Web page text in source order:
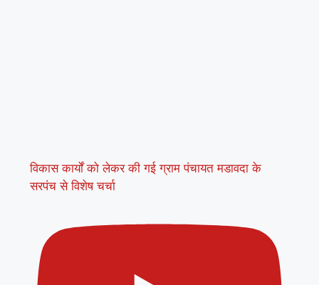
विकास कार्यों को लेकर की गई ग्राम पंचायत मडावदा के
सरपंच से विशेष चर्चा